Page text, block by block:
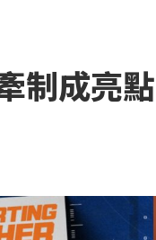
制成亮